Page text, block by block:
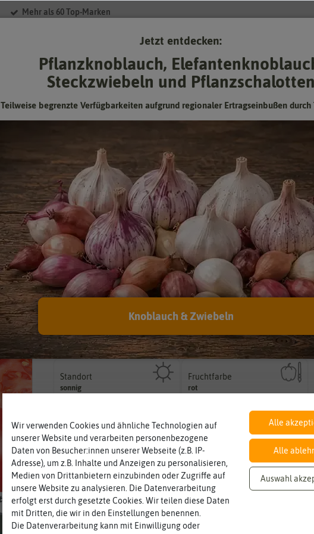
Mehr als 60 Top-Marken
Tomate Matina
extrem frühe, kartoffelblättrige Fleischtomate
Hersteller:
Samen Pfann
Artikelnummer:
G868-sp
EAN:
4002199726354
Inhalt
Der botanische (lateinische)
Bestimmung der Pflanze.
Standort
sonnig
Wie viel Licht benötigt die
Pflanze? (schattig, halbschattig,
sonnig, vollsonnig) Fruchtfarbe
rot
Die Farbe der reifen Frucht, die
sie nach dem Reifungsprozess hat.
Wir verwenden Cookies und ähnliche Technologien auf
unserer Website und verarbeiten personenbezogene
Daten von Besucher:innen unserer Webseite (z.B. IP-
Adresse), um z.B. Inhalte und Anzeigen zu personalisieren,
Medien von Drittanbietern einzubinden oder Zugriffe auf
unsere Website zu analysieren. Die Datenverarbeitung
erfolgt erst durch gesetzte Cookies. Wir teilen diese Daten
mit Dritten, die wir in den Einstellungen benennen.
Die Datenverarbeitung kann mit Einwilligung oder
Alle
Alle
Auswahl
Jetzt entdecken:
Pflanzknoblauch,
Steckzwiebeln und Pflanzschalotten
Teilweise begrenzte Verfügbarkeiten aufgrund regionaler Ertragseinbußen durch
Knoblauch & Zwiebeln